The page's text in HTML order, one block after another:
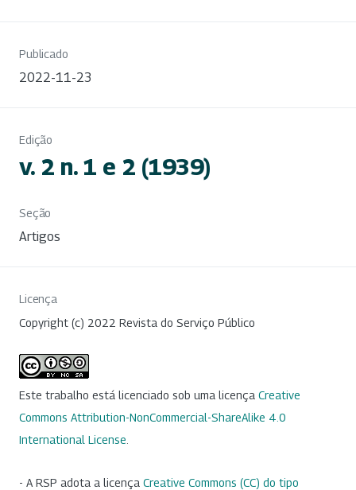
Publicado
2022-11-23
Edição
v. 2 n. 1 e 2 (1939)
Seção
Artigos
Licença
Copyright (c) 2022 Revista do Serviço Público
Este trabalho está licenciado sob uma licença Creative
Commons Attribution-NonCommercial-ShareAlike 4.0
International License
- A RSP adota a licença Creative Commons (CC) do tipo